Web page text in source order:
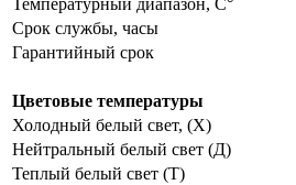
Температурный диапазон, С°
Срок службы, часы
Гарантийный срок
Цветовые температуры
Холодный белый свет, (Х)
Нейтральный белый свет (Д)
Теплый белый свет (Т)